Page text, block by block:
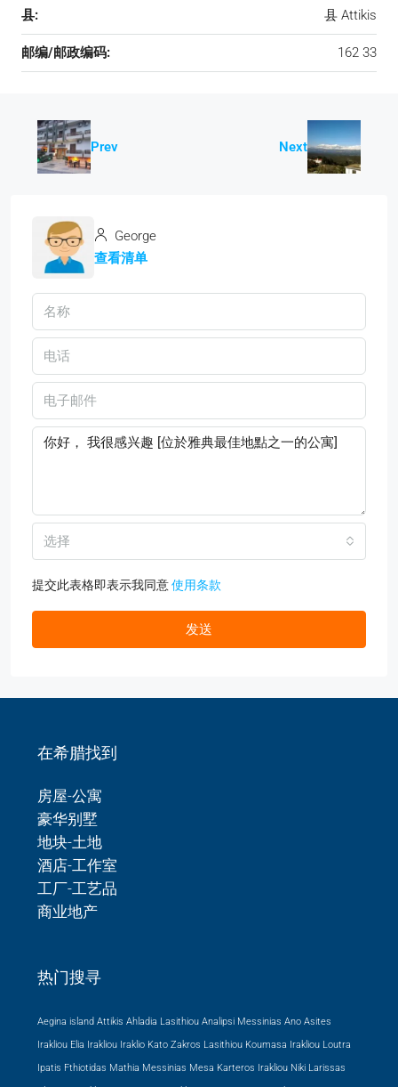
县: 县 Attikis
邮编/邮政编码: 162 33
Prev Next
George
查看清单
选择
提交此表格即表示我同意使用条款
发送
在希腊找到
房屋-公寓
豪华别墅
地块-土地
酒店-工作室
工厂-工艺品
商业地产
热门搜寻
Aegina island Attikis Ahladia Lasithiou Analipsi Messinias Ano Asites
Irakliou Elia Irakliou Iraklio Kato Zakros Lasithiou Koumasa Irakliou Loutra
Ipatis Fthiotidas Mathia Messinias Mesa Karteros Irakliou Niki Larissas